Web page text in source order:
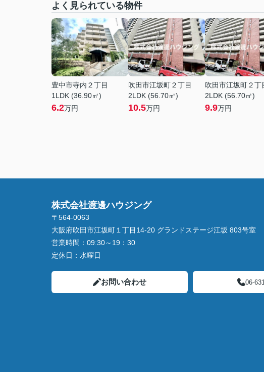
よく見られている物件
豊中市寺内２丁目
1LDK (36.90㎡)
6.2万円
吹田市江坂町２丁目
2LDK (56.70㎡)
10.5万円
吹田市江坂町２丁
2LDK (56.70㎡)
9.9万円
株式会社渡邊ハウジング
〒564-0063
大阪府吹田市江坂町１丁目14‐20 グランドステージ江坂 803号室
営業時間： 09:30～19：30
定休日： 水曜日
お問い合わせ 06-